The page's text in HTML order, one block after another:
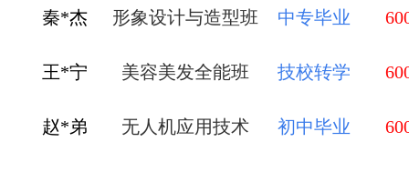
王*宁 美容美发全能班 技校转学
赵*弟 无人机应用技术 初中毕业
李*莹 金典总厨班 初中毕业